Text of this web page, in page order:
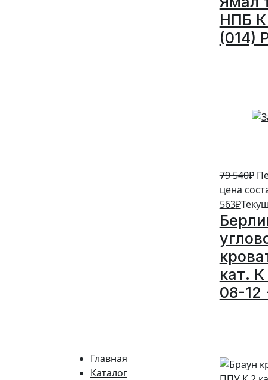
Главная
Каталог
НПБ К
(014)
79 540₽
цена
563₽
кат.
08-12